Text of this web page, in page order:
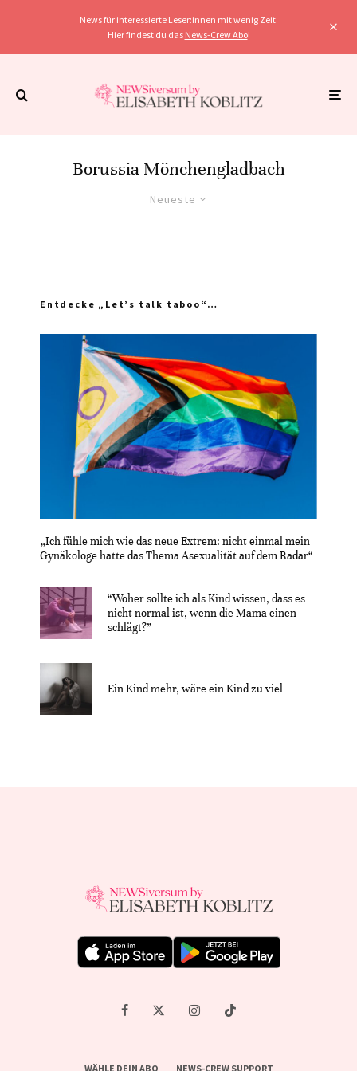
News für interessierte Leser:innen mit wenig Zeit.
Hier findest du das News-Crew Abo!
Borussia Mönchengladbach
Neueste
Entdecke „Let’s talk taboo“…
„Ich fühle mich wie das neue Extrem: nicht einmal mein
Gynäkologe hatte das Thema Asexualität auf dem Radar“
“Woher sollte ich als Kind wissen, dass es
nicht normal ist, wenn die Mama einen
schlägt?”
Ein Kind mehr, wäre ein Kind zu viel
WÄHLE DEIN ABO NEWS-CREW SUPPORT